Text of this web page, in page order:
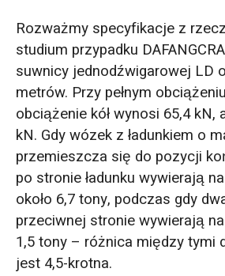
Rozważmy specyfikacje z
studium przypadku
suwnicy jednodźwigarowej LD
metrów. Przy pełnym
obciążenie kół wynosi 65,4 kN,
kN. Gdy wózek z ładunkiem o
przemieszcza się do pozycji
po stronie ładunku wywierają
około 6,7 tony, podczas gdy
przeciwnej stronie wywierają
1,5 tony – różnica między tymi
jest 4,5-krotna.